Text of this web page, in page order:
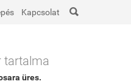
Kapcsolat 
tartalma
üres.